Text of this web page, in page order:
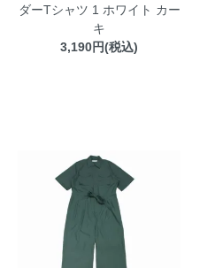
ダーTシャツ 1 ホワイト カー
キ
3,190円(税込)